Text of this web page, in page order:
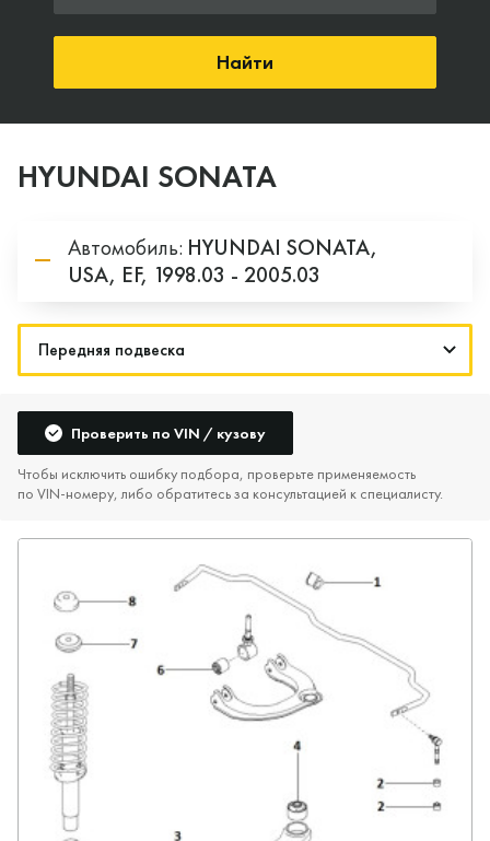
Найти
HYUNDAI SONATA
Автомобиль: HYUNDAI SONATA,
USA, EF, 1998.03 - 2005.03
Проверить по VIN / кузову
Чтобы исключить ошибку подбора, проверьте применяемость
по VIN‑номеру, либо обратитесь за консультацией к специалисту.